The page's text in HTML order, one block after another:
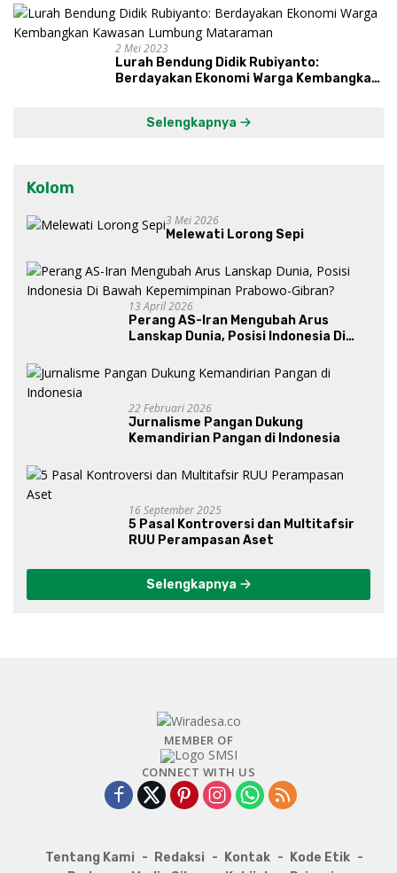
dan Syukuri Hasil
2 Mei 2023
Lurah Bendung Didik Rubiyanto:
Berdayakan Ekonomi Warga Kembangkan
Selengkapnya
Kolom
3 Mei 2026
Melewati Lorong Sepi
13 April 2026
Perang AS-Iran Mengubah Arus
Lanskap Dunia, Posisi Indonesia Di
Gibran?
22 Februari 2026
Jurnalisme Pangan Dukung
Kemandirian Pangan di Indonesia
16 September 2025
5 Pasal Kontroversi dan Multitafsir
RUU Perampasan Aset
Selengkapnya
MEMBER OF
CONNECT WITH US
Tentang Kami Redaksi Kontak
Kode Etik